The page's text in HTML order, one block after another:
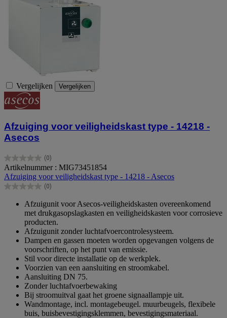
Vergelijken Vergelijken
Afzuiging voor veiligheidskast type - 14218 -
Asecos
(0)
0.0
van
de
5
Artikelnummer : MIG73451854
Afzuiging voor veiligheidskast type - 14218 - Asecos
(0)
0.0
sterren.
Afzuigunit voor Asecos-veiligheidskasten overeenkomend
met drukgasopslagkasten en veiligheidskasten voor corrosieve
producten.
Afzuigunit zonder luchtafvoercontrolesysteem.
Dampen en gassen moeten worden opgevangen volgens de
voorschriften, op het punt van emissie.
Stil voor directe installatie op de werkplek.
Voorzien van een aansluiting en stroomkabel.
Aansluiting DN 75.
Zonder luchtafvoerbewaking
Bij stroomuitval gaat het groene signaallampje uit.
Wandmontage, incl. montagebeugel. muurbeugels, flexibele
buis, buisbevestigingsklemmen, bevestigingsmateriaal.